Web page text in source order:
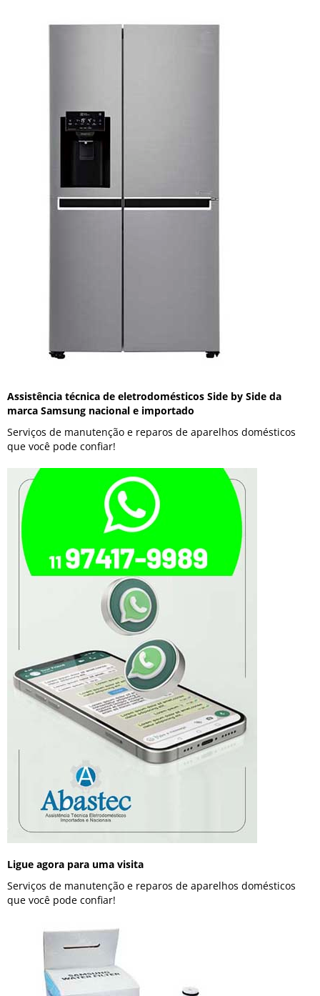
Assistência técnica de eletrodomésticos Side by Side da
marca Samsung nacional e importado
Serviços de manutenção e reparos de aparelhos domésticos
que você pode confiar!
Ligue agora para uma visita
Serviços de manutenção e reparos de aparelhos domésticos
que você pode confiar!